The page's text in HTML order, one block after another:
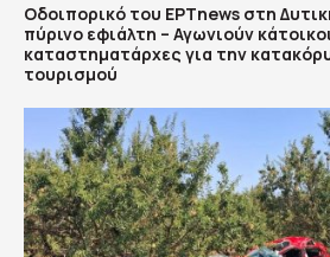
Οδοιπορικό του ΕΡΤnews στη
πύρινο εφιάλτη – Αγωνιούν
καταστηματάρχες για την
τουρισμού